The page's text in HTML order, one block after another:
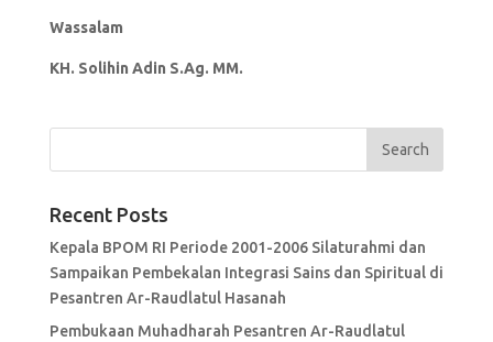
Wassalam
KH. Solihin Adin S.Ag. MM.
Recent Posts
Kepala BPOM RI Periode 2001-2006 Silaturahmi dan
Sampaikan Pembekalan Integrasi Sains dan Spiritual di
Pesantren Ar-Raudlatul Hasanah
Pembukaan Muhadharah Pesantren Ar-Raudlatul